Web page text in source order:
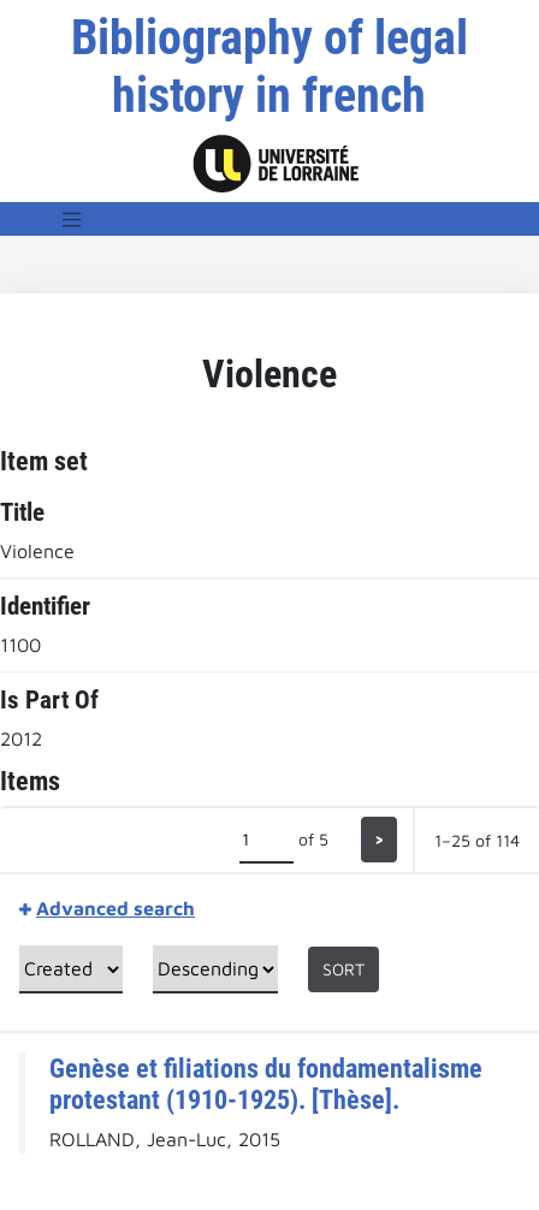
Bibliography of legal
history in french
Violence
Item set
Title
Violence
Identifier
1100
Is Part Of
2012
Items
of 5 > 1–25 of 114
Advanced search
SORT
Genèse et filiations du fondamentalisme
protestant (1910-1925). [Thèse].
ROLLAND, Jean-Luc, 2015